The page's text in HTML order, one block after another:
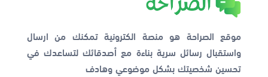
موقع الصراحة هو منصة الكترونية تمكنك من ارسال
واستقبال رسائل سرية بناءة مع أصدقائك لتساعدك في
تحسين شخصيتك بشكل موضوعي وهادف